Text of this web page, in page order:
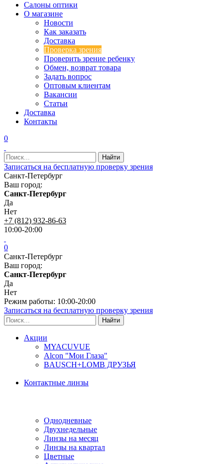
Салоны оптики
О магазине
Новости
Как заказать
Доставка
Проверка зрения
Проверить зрение ребенку
Обмен, возврат товара
Задать вопрос
Оптовым клиентам
Вакансии
Статьи
Доставка
Контакты
0
Записаться на бесплатную проверку зрения
Санкт-Петербург
Ваш город:
Санкт-Петербург
Да
Нет
+7 (812) 932-86-63
10:00-20:00
0
Санкт-Петербург
Ваш город:
Санкт-Петербург
Да
Нет
Режим работы: 10:00-20:00
Записаться на бесплатную проверку зрения
Акции
MYACUVUE
Alcon "Мои Глаза"
BAUSCH+LOMB ДРУЗЬЯ
Контактные линзы
Однодневные
Двухнедельные
Линзы на месяц
Линзы на квартал
Цветные